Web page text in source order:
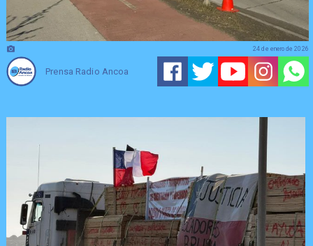
Prensa Radio Ancoa
24 de enero de 2026